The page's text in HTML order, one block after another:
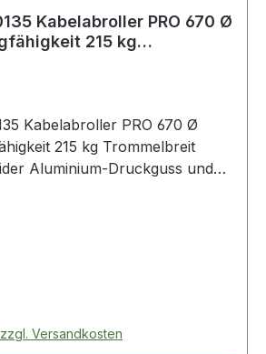
Kabelabroller PRO 670 Ø
215 kg
Kabelabroller PRO 670 Ø
215 kg Trommelbreit
Aluminium-Druckguss und
rutschfester Stand ·
· keine Eigenmontage
Lenkrollen für
Versandkosten